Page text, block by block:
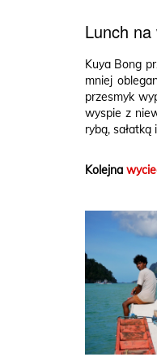
Lunch na
Kuya Bong
mniej
przesmyk
wyspie z
rybą,
Kolejna